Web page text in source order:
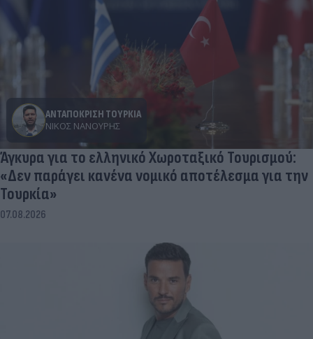
ΑΝΤΑΠΟΚΡΙΣΗ ΤΟΥΡΚΙΑ
ΝΊΚΟΣ ΝΑΝΟΎΡΗΣ
Άγκυρα για το ελληνικό Χωροταξικό Τουρισμού:
«Δεν παράγει κανένα νομικό αποτέλεσμα για την
Τουρκία»
07.08.2026